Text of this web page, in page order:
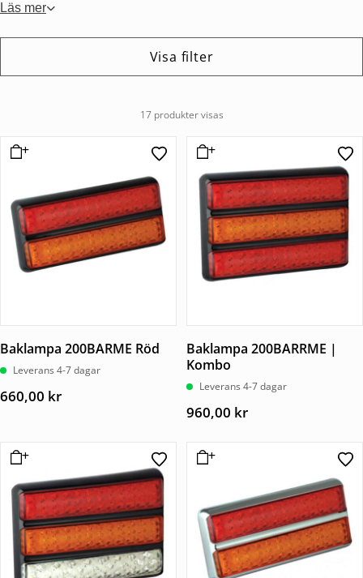
Läs mer
Visa filter
17 produkter visas
Baklampa 200BARME Röd
Leverans 4-7 dagar
660,00 kr
Baklampa 200BARRME |
Kombo
Leverans 4-7 dagar
960,00 kr